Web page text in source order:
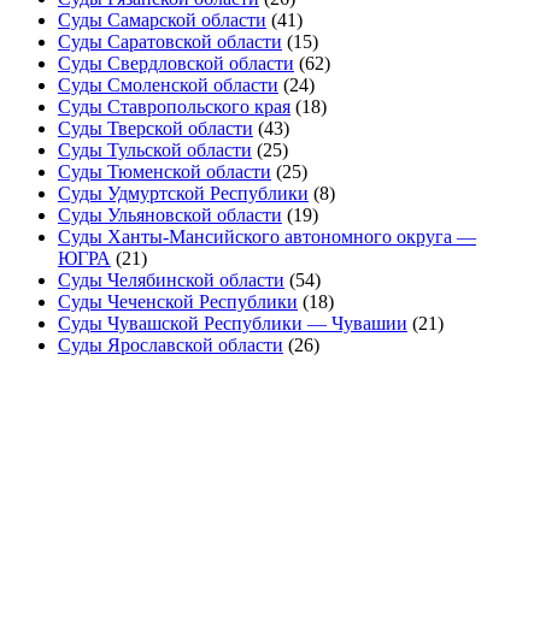
Суды Самарской области (41)
Суды Саратовской области (15)
Суды Свердловской области (62)
Суды Смоленской области (24)
Суды Ставропольского края (18)
Суды Тверской области (43)
Суды Тульской области (25)
Суды Тюменской области (25)
Суды Удмуртской Республики (8)
Суды Ульяновской области (19)
Суды Ханты-Мансийского автономного округа —
ЮГРА (21)
Суды Челябинской области (54)
Суды Чеченской Республики (18)
Суды Чувашской Республики — Чувашии (21)
Суды Ярославской области (26)